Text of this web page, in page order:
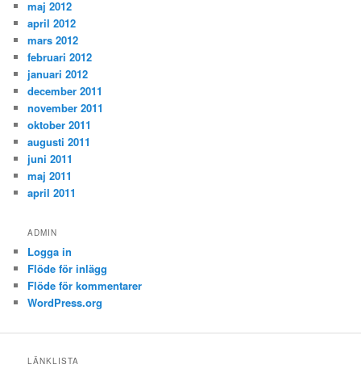
maj 2012
april 2012
mars 2012
februari 2012
januari 2012
december 2011
november 2011
oktober 2011
augusti 2011
juni 2011
maj 2011
april 2011
ADMIN
Logga in
Flöde för inlägg
Flöde för kommentarer
WordPress.org
LÄNKLISTA